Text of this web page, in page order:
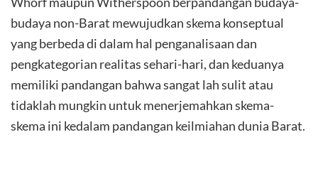
budaya non-Barat mewujudkan skema konseptual
yang berbeda di dalam hal penganalisaan dan
pengkategorian realitas sehari-hari, dan keduanya
memiliki pandangan bahwa sangat lah sulit atau
tidaklah mungkin untuk menerjemahkan skema-
skema ini kedalam pandangan keilmiahan dunia Barat.